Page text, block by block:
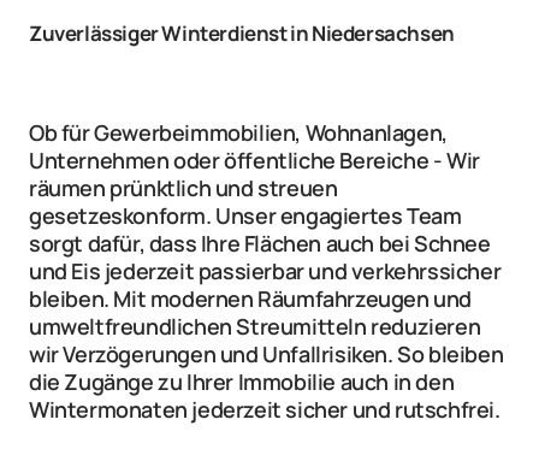
Zuverlässiger Winterdienst in Niedersachsen
Ob für Gewerbeimmobilien, Wohnanlagen,
Unternehmen oder öffentliche Bereiche - Wir
räumen prünktlich und streuen
gesetzeskonform. Unser engagiertes Team
sorgt dafür, dass Ihre Flächen auch bei Schnee
und Eis jederzeit passierbar und verkehrssicher
bleiben. Mit modernen Räumfahrzeugen und
umweltfreundlichen Streumitteln reduzieren
wir Verzögerungen und Unfallrisiken. So bleiben
die Zugänge zu Ihrer Immobilie auch in den
Wintermonaten jederzeit sicher und rutschfrei.